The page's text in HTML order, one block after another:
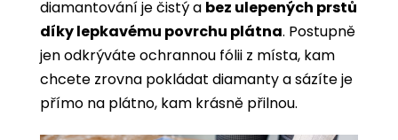
diamantování je čistý a bez ulepených prstů
díky lepkavému povrchu plátna. Postupně
jen odkrýváte ochrannou fólii z místa, kam
chcete zrovna pokládat diamanty a sázíte je
přímo na plátno, kam krásně přilnou.